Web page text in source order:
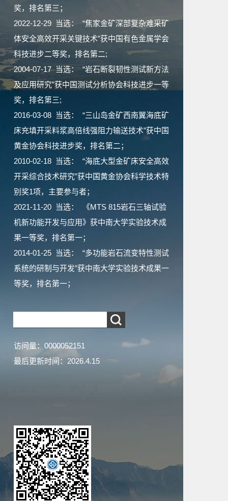
奖，排名第三；
2022-12-29 当选： “焦家金矿深部复杂难采矿
体安全高效开采关键技术”获中国有色金属学会
科技进步二等奖，排名第二;
2004-07-17 当选： “岩石断裂韧性测试新方法
及应用研究”获中国测试分析协会科技进步一等
奖，排名第三;
2016-03-08 当选： “三山岛金矿西南翼海底矿
床充填开采料浆高倍线强阻力输送技术”获中国
黄金协会科技进步奖，排名第二；
2010-02-18 当选： “海底大型金矿床安全高效
开采综合技术研究”获中国黄金协会科学技术特
别奖1项，主要参与者；
2021-11-20 当选： 《MTS 815岩石三轴试验
机新功能开发与应用》获中南大学实验技术成
果一等奖，排名第一；
2014-01-25 当选： “多功能岩石流变特性测试
系统的研制与开发”获中南大学实验技术成果一
等奖，排名第一；
访问量： 0000052151
最后更新时间： 2026.4.15